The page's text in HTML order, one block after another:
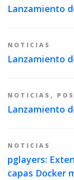
Lanzamiento
NOTICIAS
Lanzamiento
NOTICIAS ,
Lanzamiento
NOTICIAS
pglayers:
capas Docker